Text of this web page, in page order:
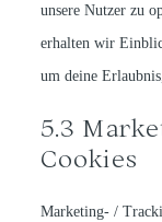
unsere Nutzer zu
erhalten wir
um deine
5.3
Cookies
Marketing- /